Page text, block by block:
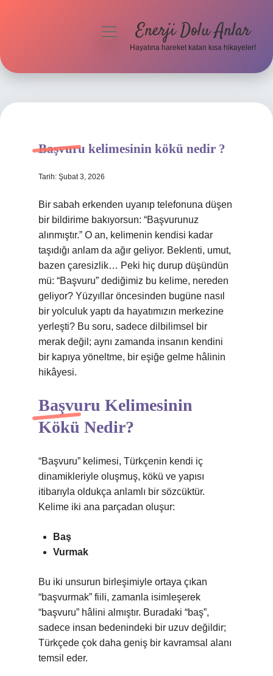
Hakkımızda
menüyüEnerji Dolu Anlar
Hayatına hareket katan kısa hikayeler!
Başvuru kelimesinin kökü nedir ?
Tarih: Şubat 3, 2026
Bir sabah erkenden uyanıp telefonuna düşen
bir bildirime bakıyorsun: “Başvurunuz
alınmıştır.” O an, kelimenin kendisi kadar
taşıdığı anlam da ağır geliyor. Beklenti, umut,
bazen çaresizlik… Peki hiç durup düşündün
mü: “Başvuru” dediğimiz bu kelime, nereden
geliyor? Yüzyıllar öncesinden bugüne nasıl
bir yolculuk yaptı da hayatımızın merkezine
yerleşti? Bu soru, sadece dilbilimsel bir
merak değil; aynı zamanda insanın kendini
bir kapıya yöneltme, bir eşiğe gelme hâlinin
hikâyesi.
Başvuru Kelimesinin
Kökü Nedir?
“Başvuru” kelimesi, Türkçenin kendi iç
dinamikleriyle oluşmuş, kökü ve yapısı
itibarıyla oldukça anlamlı bir sözcüktür.
Kelime iki ana parçadan oluşur:
Baş
Vurmak
Bu iki unsurun birleşimiyle ortaya çıkan
“başvurmak” fiili, zamanla isimleşerek
“başvuru” hâlini almıştır. Buradaki “baş”,
sadece insan bedenindeki bir uzuv değildir;
Türkçede çok daha geniş bir kavramsal alanı
temsil eder.